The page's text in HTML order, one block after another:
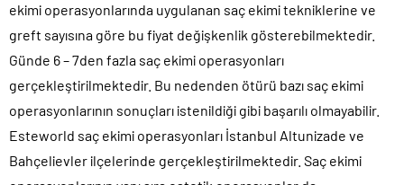
ekimi operasyonlarında uygulanan saç ekimi tekniklerine ve
greft sayısına göre bu fiyat değişkenlik gösterebilmektedir.
Günde 6 – 7den fazla saç ekimi operasyonları
gerçekleştirilmektedir. Bu nedenden ötürü bazı saç ekimi
operasyonlarının sonuçları istenildiği gibi başarılı olmayabilir.
Esteworld saç ekimi operasyonları İstanbul Altunizade ve
Bahçelievler ilçelerinde gerçekleştirilmektedir. Saç ekimi